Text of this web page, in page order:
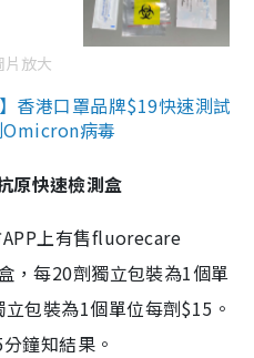
片放大
香港口罩品牌$19快速測試
Omicron病毒
快速檢測盒
上有售fluorecare
，每20劑獨立包裝為1個單
包裝為1個單位每劑$15。
鐘知結果。